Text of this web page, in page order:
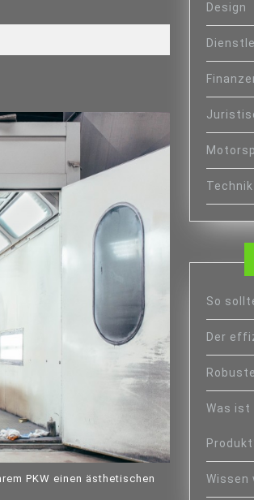
PKW einen ästhetischen
Design
Technik
So
Der
Was ist
Wissen